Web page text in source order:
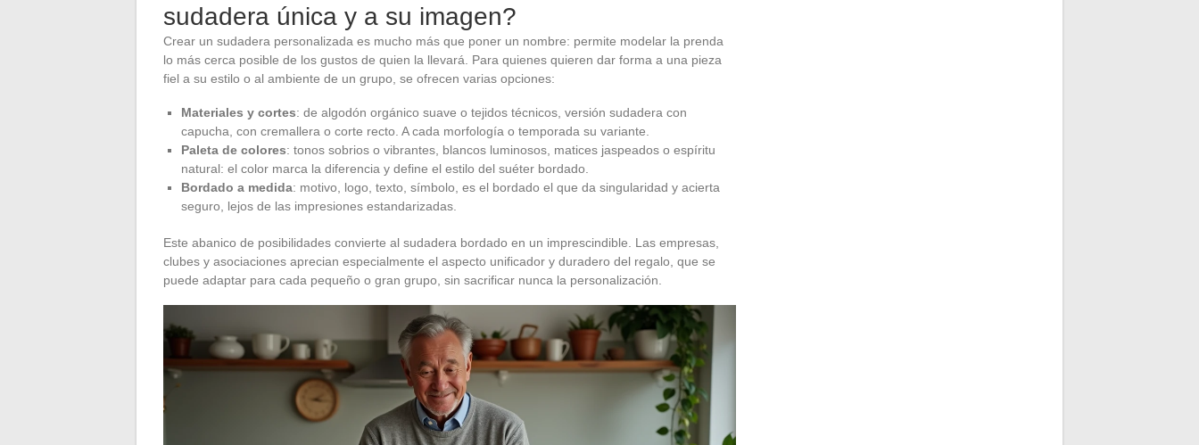
sudadera única y a su imagen?
Crear un sudadera personalizada es mucho más que poner un nombre: permite modelar la prenda
lo más cerca posible de los gustos de quien la llevará. Para quienes quieren dar forma a una pieza
fiel a su estilo o al ambiente de un grupo, se ofrecen varias opciones:
Materiales y cortes: de algodón orgánico suave o tejidos técnicos, versión sudadera con
capucha, con cremallera o corte recto. A cada morfología o temporada su variante.
Paleta de colores: tonos sobrios o vibrantes, blancos luminosos, matices jaspeados o espíritu
natural: el color marca la diferencia y define el estilo del suéter bordado.
Bordado a medida: motivo, logo, texto, símbolo, es el bordado el que da singularidad y acierta
seguro, lejos de las impresiones estandarizadas.
Este abanico de posibilidades convierte al sudadera bordado en un imprescindible. Las empresas,
clubes y asociaciones aprecian especialmente el aspecto unificador y duradero del regalo, que se
puede adaptar para cada pequeño o gran grupo, sin sacrificar nunca la personalización.